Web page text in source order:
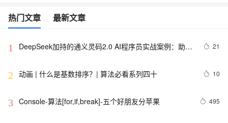
热门文章 最新文章
1
DeepSeek加持的通义灵码2.0 AI程序员实战案例：助力
21
2 动画 | 什么是基数排序？| 算法必看系列四十 10
3 Console-算法[for,if,break]-五个好朋友分苹果 495